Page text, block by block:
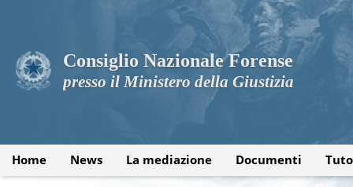
Consiglio Nazionale Forense
presso il Ministero della Giustizia
Home News La mediazione Documenti